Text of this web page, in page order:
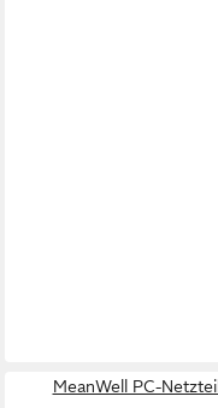
MeanWell PC-Netzteil